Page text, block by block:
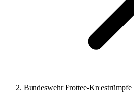
Bundeswehr Frottee-